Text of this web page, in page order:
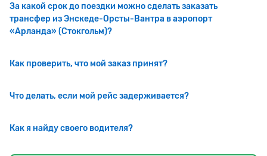
За какой срок до поездки можно сделать заказать
трансфер из Энскеде-Орсты-Вантра в аэропорт
«Арланда» (Стокгольм)?
Как проверить, что мой заказ принят?
Что делать, если мой рейс задерживается?
Как я найду своего водителя?